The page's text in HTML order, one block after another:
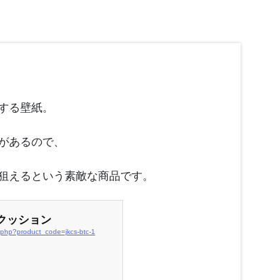
る壁紙。
あるので、
えるという素敵な商品です。
ッション
btc-1